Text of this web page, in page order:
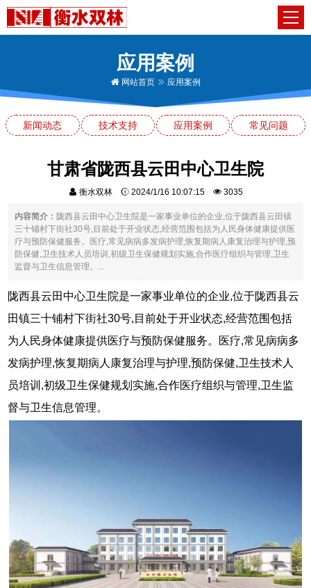
应用案例
网站首页 应用案例
新闻动态 技术支持 应用案例 常见问题
甘肃省陇西县云田中心卫生院
衡水双林 2024/1/16 10:07:15 3035
内容简介：陇西县云田中心卫生院是一家事业单位的企业,位于陇西县云田镇
三十铺村下街社30号,目前处于开业状态,经营范围包括为人民身体健康提供医
疗与预防保健服务。医疗,常见病病多发病护理,恢复期病人康复治理与护理,预
防保健,卫生技术人员培训,初级卫生保健规划实施,合作医疗组织与管理,卫生
监督与卫生信息管理。...
陇西县云田中心卫生院是一家事业单位的企业,位于陇西县云
田镇三十铺村下街社30号,目前处于开业状态,经营范围包括
为人民身体健康提供医疗与预防保健服务。医疗,常见病病多
发病护理,恢复期病人康复治理与护理,预防保健,卫生技术人
员培训,初级卫生保健规划实施,合作医疗组织与管理,卫生监
督与卫生信息管理。